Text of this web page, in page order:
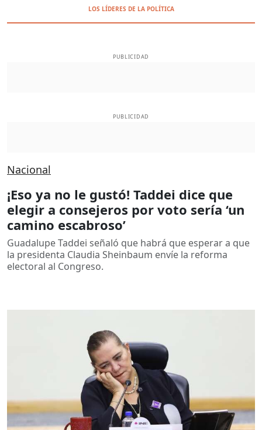
LOS LÍDERES DE LA POLÍTICA
PUBLICIDAD
PUBLICIDAD
Nacional
¡Eso ya no le gustó! Taddei dice que
elegir a consejeros por voto sería ‘un
camino escabroso’
Guadalupe Taddei señaló que habrá que esperar a que
la presidenta Claudia Sheinbaum envíe la reforma
electoral al Congreso.